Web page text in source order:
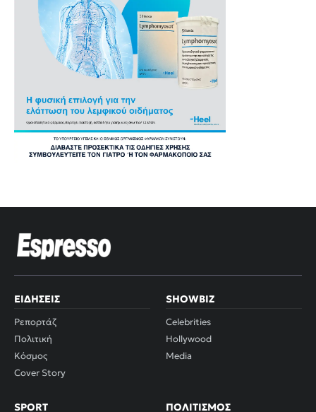
ΕΙΔΉΣΕΙΣ
Ρεπορτάζ
Πολιτική
Κόσμος
Cover Story
SHOWBIZ
Celebrities
Hollywood
Media
SPORT ΠΟΛΙΤΙΣΜΌΣ